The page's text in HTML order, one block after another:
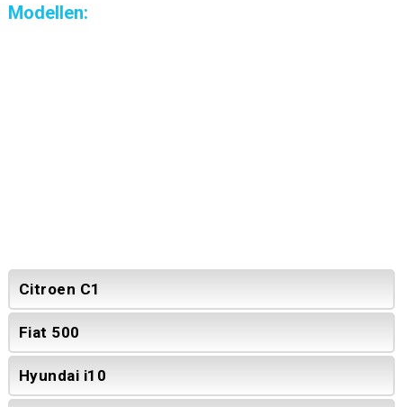
Modellen:
Citroen C1
Fiat 500
Hyundai i10